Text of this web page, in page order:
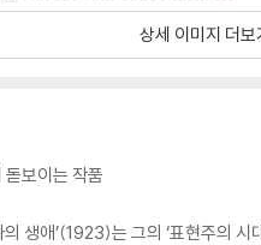
상세 이미지 더보
보이는 작품
생애’(1923)는 그의 ‘표현주의